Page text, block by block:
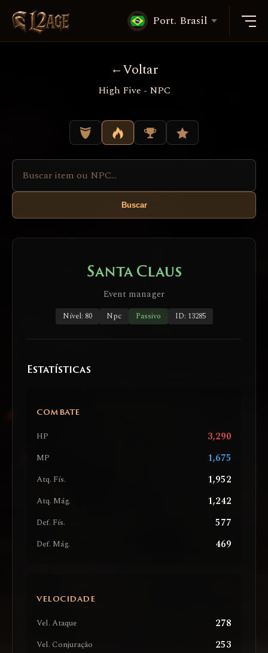
Port. Brasil
Voltar
High Five - NPC
Buscar
Santa Claus
Event manager
Nível: 80 Npc Passivo ID: 13285
Estatísticas
COMBATE
HP 3,290
MP 1,675
Atq. Fís. 1,952
Atq. Mág. 1,242
Def. Fís. 577
Def. Mág. 469
VELOCIDADE
Vel. Ataque 278
Vel. Conjuração 253